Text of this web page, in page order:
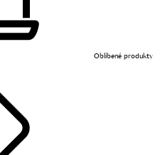
Oblíbené produkty